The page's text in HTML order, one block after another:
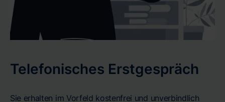
Telefonisches Erstgespräch
Sie erhalten im Vorfeld kostenfrei und unverbindlich